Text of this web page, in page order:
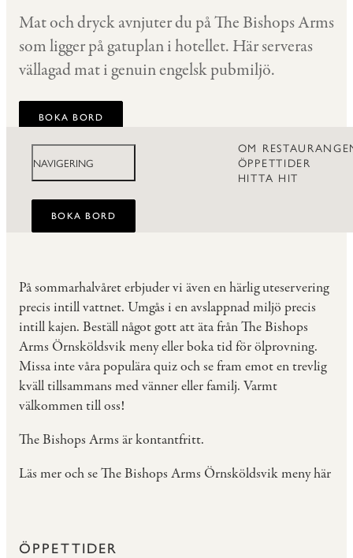
Mat och dryck avnjuter du på The Bishops Arms
som ligger på gatuplan i hotellet. Här serveras
vällagad mat i genuin engelsk pubmiljö.
BOKA BORD
NAVIGERING
OM
ÖPPETTIDER
HITTA HIT
BOKA BORD
På sommarhalvåret erbjuder vi även en härlig uteservering
precis intill vattnet. Umgås i en avslappnad miljö precis
intill kajen. Beställ något gott att äta från The Bishops
Arms Örnsköldsvik meny eller boka tid för ölprovning.
Missa inte våra populära quiz och se fram emot en trevlig
kväll tillsammans med vänner eller familj. Varmt
välkommen till oss!
The Bishops Arms är kontantfritt.
Läs mer och se The Bishops Arms Örnsköldsvik meny här
ÖPPETTIDER